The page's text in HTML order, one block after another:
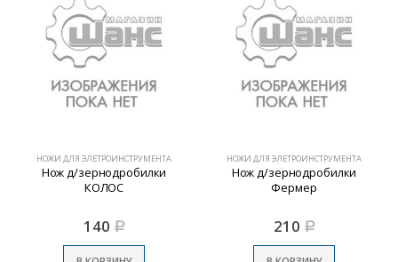
НОЖИ ДЛЯ ЭЛЕТРОИНСТРУМЕНТА
Нож д/зернодробилки
КОЛОС
140 Р
НОЖИ ДЛЯ ЭЛЕТРОИНСТРУМЕНТА
Нож д/зернодробилки
Фермер
210 Р